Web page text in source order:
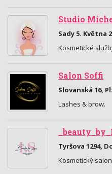
Studio
Sady 5. Května
Kosmetické
Salon Soffi
Slovanská 16,
Lashes & brow.
Tyršova 1294,
Kosmetický